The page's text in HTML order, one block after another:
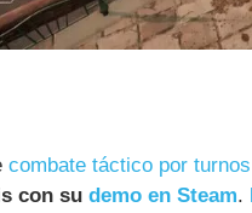
combate táctico por turnos
con su demo en Steam.